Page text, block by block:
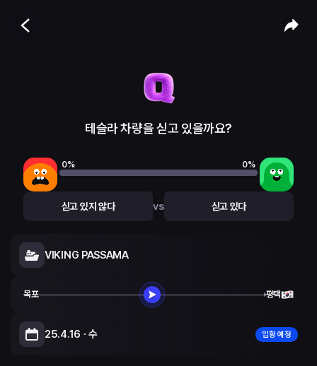
테슬라 차량을 싣고 있을까요?
0% 0%
싣고 있지 않다 vs 싣고 있다
VIKING PASSAMA
목포 평택
25.4.16 ∙ 수 입항 예정